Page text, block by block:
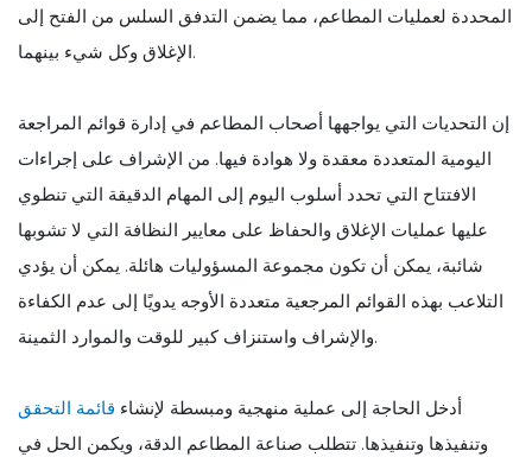
المحددة لعمليات المطاعم، مما يضمن التدفق السلس من الفتح إلى
الإغلاق وكل شيء بينهما.
إن التحديات التي يواجهها أصحاب المطاعم في إدارة قوائم المراجعة
اليومية المتعددة معقدة ولا هوادة فيها. من الإشراف على إجراءات
الافتتاح التي تحدد أسلوب اليوم إلى المهام الدقيقة التي تنطوي
عليها عمليات الإغلاق والحفاظ على معايير النظافة التي لا تشوبها
شائبة، يمكن أن تكون مجموعة المسؤوليات هائلة. يمكن أن يؤدي
التلاعب بهذه القوائم المرجعية متعددة الأوجه يدويًا إلى عدم الكفاءة
والإشراف واستنزاف كبير للوقت والموارد الثمينة.
أدخل الحاجة إلى عملية منهجية ومبسطة لإنشاء قائمة التحقق
وتنفيذها وتنفيذها. تتطلب صناعة المطاعم الدقة، ويكمن الحل في